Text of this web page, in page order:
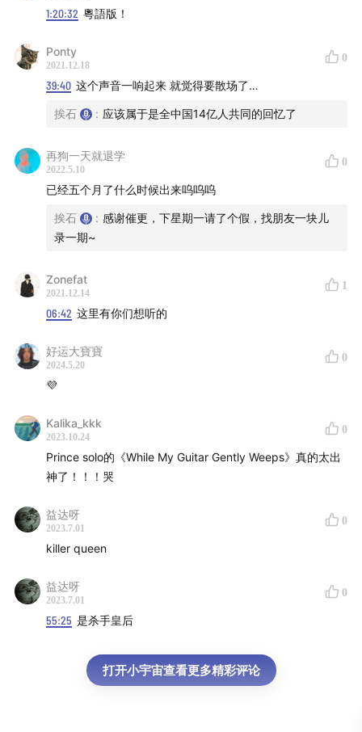
1:20:32 粵語版！
Ponty
2021.12.18
0
39:40 这个声音一响起来 就觉得要散场了…
挨石 : 应该属于是全中国14亿人共同的回忆了
再狗一天就退学
2022.5.10
0
已经五个月了什么时候出来呜呜呜
挨石 : 感谢催更，下星期一请了个假，找朋友一块儿
录一期~
Zonefat
2021.12.14
1
06:42 这里有你们想听的
好运大寶寶
2024.5.20
0
💜
Kalika_kkk
2023.10.24
0
Prince solo的《While My Guitar Gently Weeps》真的太出
神了！！！哭
益达呀
2023.7.01
0
killer queen
益达呀
2023.7.01
0
55:25 是杀手皇后
打开小宇宙查看更多精彩评论